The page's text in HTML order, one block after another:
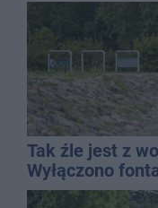
Tak źle jest z
Wyłączono
dolewkę